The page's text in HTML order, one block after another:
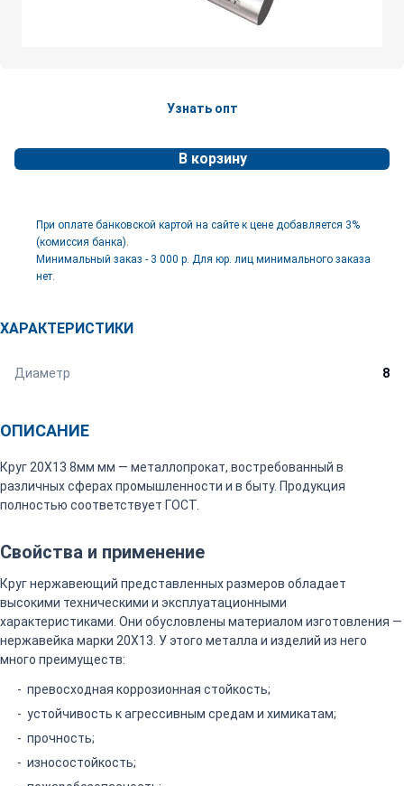
Узнать опт
В корзину
При оплате банковской картой на сайте к цене добавляется 3%
(комиссия банка).
Минимальный заказ - 3 000 р. Для юр. лиц минимального заказа
нет.
ХАРАКТЕРИСТИКИ
Диаметр 8
ОПИСАНИЕ
Круг 20Х13 8мм мм — металлопрокат, востребованный в
различных сферах промышленности и в быту. Продукция
полностью соответствует ГОСТ.
Свойства и применение
Круг нержавеющий представленных размеров обладает
высокими техническими и эксплуатационными
характеристиками. Они обусловлены материалом изготовления —
нержавейка марки 20Х13. У этого металла и изделий из него
много преимуществ:
превосходная коррозионная стойкость;
устойчивость к агрессивным средам и химикатам;
прочность;
износостойкость;